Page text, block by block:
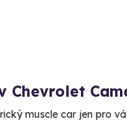
Chevrolet
muscle car jen pro